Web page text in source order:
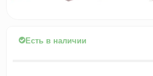
Есть в наличии